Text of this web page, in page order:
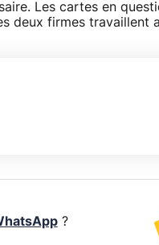
Les cartes en
deux firmes travaillent
?